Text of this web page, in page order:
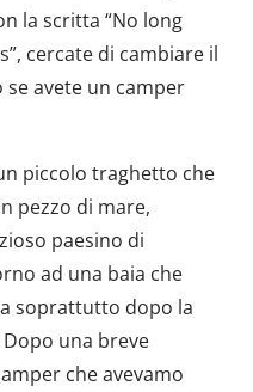
la scritta “No long
cercate di cambiare il
avete un camper
piccolo traghetto che
pezzo di mare,
paesino di
ad una baia che
soprattutto dopo la
una breve
che avevamo